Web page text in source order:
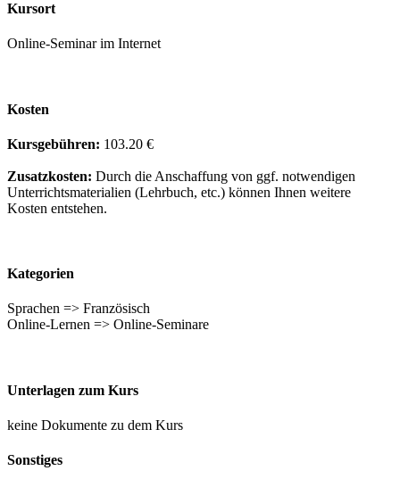
Kursort
Online-Seminar im Internet
Kosten
Kursgebühren: 103.20 €
Zusatzkosten: Durch die Anschaffung von ggf. notwendigen
Unterrichtsmaterialien (Lehrbuch, etc.) können Ihnen weitere
Kosten entstehen.
Kategorien
Sprachen => Französisch
Online-Lernen => Online-Seminare
Unterlagen zum Kurs
keine Dokumente zu dem Kurs
Sonstiges